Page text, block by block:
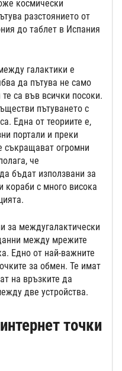
космически
разстоянието от
до таблет в Испания
галактики е
да пътува не само
са във всички посоки.
пътуването с
Една от теориите е,
портали и преки
съкращават огромни
че
бъдат използвани за
кораби с много висока
за междугалактически
между мрежите
Едно от най-важните
за обмен. Те имат
на връзките да
две устройства.
точки